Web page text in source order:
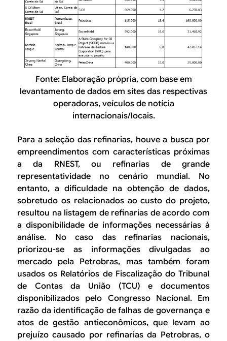
Fonte: Elaboração própria, com base em
levantamento de dados em sites das respectivas
operadoras, veículos de notícia
internacionais/locais.
Para a seleção das refinarias, houve a busca por
empreendimentos com características próximas
a da RNEST, ou refinarias de grande
representatividade no cenário mundial. No
entanto, a dificuldade na obtenção de dados,
sobretudo os relacionados ao custo do projeto,
resultou na listagem de refinarias de acordo com
a disponibilidade de informações necessárias à
análise. No caso das refinarias nacionais,
priorizou-se as informações divulgadas ao
mercado pela Petrobras, mas também foram
usados os Relatórios de Fiscalização do Tribunal
de Contas da União (TCU) e documentos
disponibilizados pelo Congresso Nacional. Em
razão da identificação de falhas de governança e
atos de gestão antieconômicos, que levam ao
prejuízo causado por refinarias da Petrobras, o